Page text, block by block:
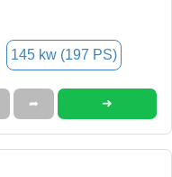
145 kw (197 PS)
➦ ➜